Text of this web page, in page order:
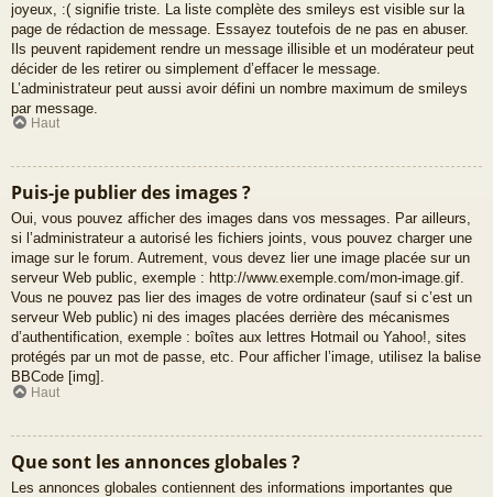
joyeux, :( signifie triste. La liste complète des smileys est visible sur la
page de rédaction de message. Essayez toutefois de ne pas en abuser.
Ils peuvent rapidement rendre un message illisible et un modérateur peut
décider de les retirer ou simplement d’effacer le message.
L’administrateur peut aussi avoir défini un nombre maximum de smileys
par message.
Haut
Puis-je publier des images ?
Oui, vous pouvez afficher des images dans vos messages. Par ailleurs,
si l’administrateur a autorisé les fichiers joints, vous pouvez charger une
image sur le forum. Autrement, vous devez lier une image placée sur un
serveur Web public, exemple : http://www.exemple.com/mon-image.gif.
Vous ne pouvez pas lier des images de votre ordinateur (sauf si c’est un
serveur Web public) ni des images placées derrière des mécanismes
d’authentification, exemple : boîtes aux lettres Hotmail ou Yahoo!, sites
protégés par un mot de passe, etc. Pour afficher l’image, utilisez la balise
BBCode [img].
Haut
Que sont les annonces globales ?
Les annonces globales contiennent des informations importantes que